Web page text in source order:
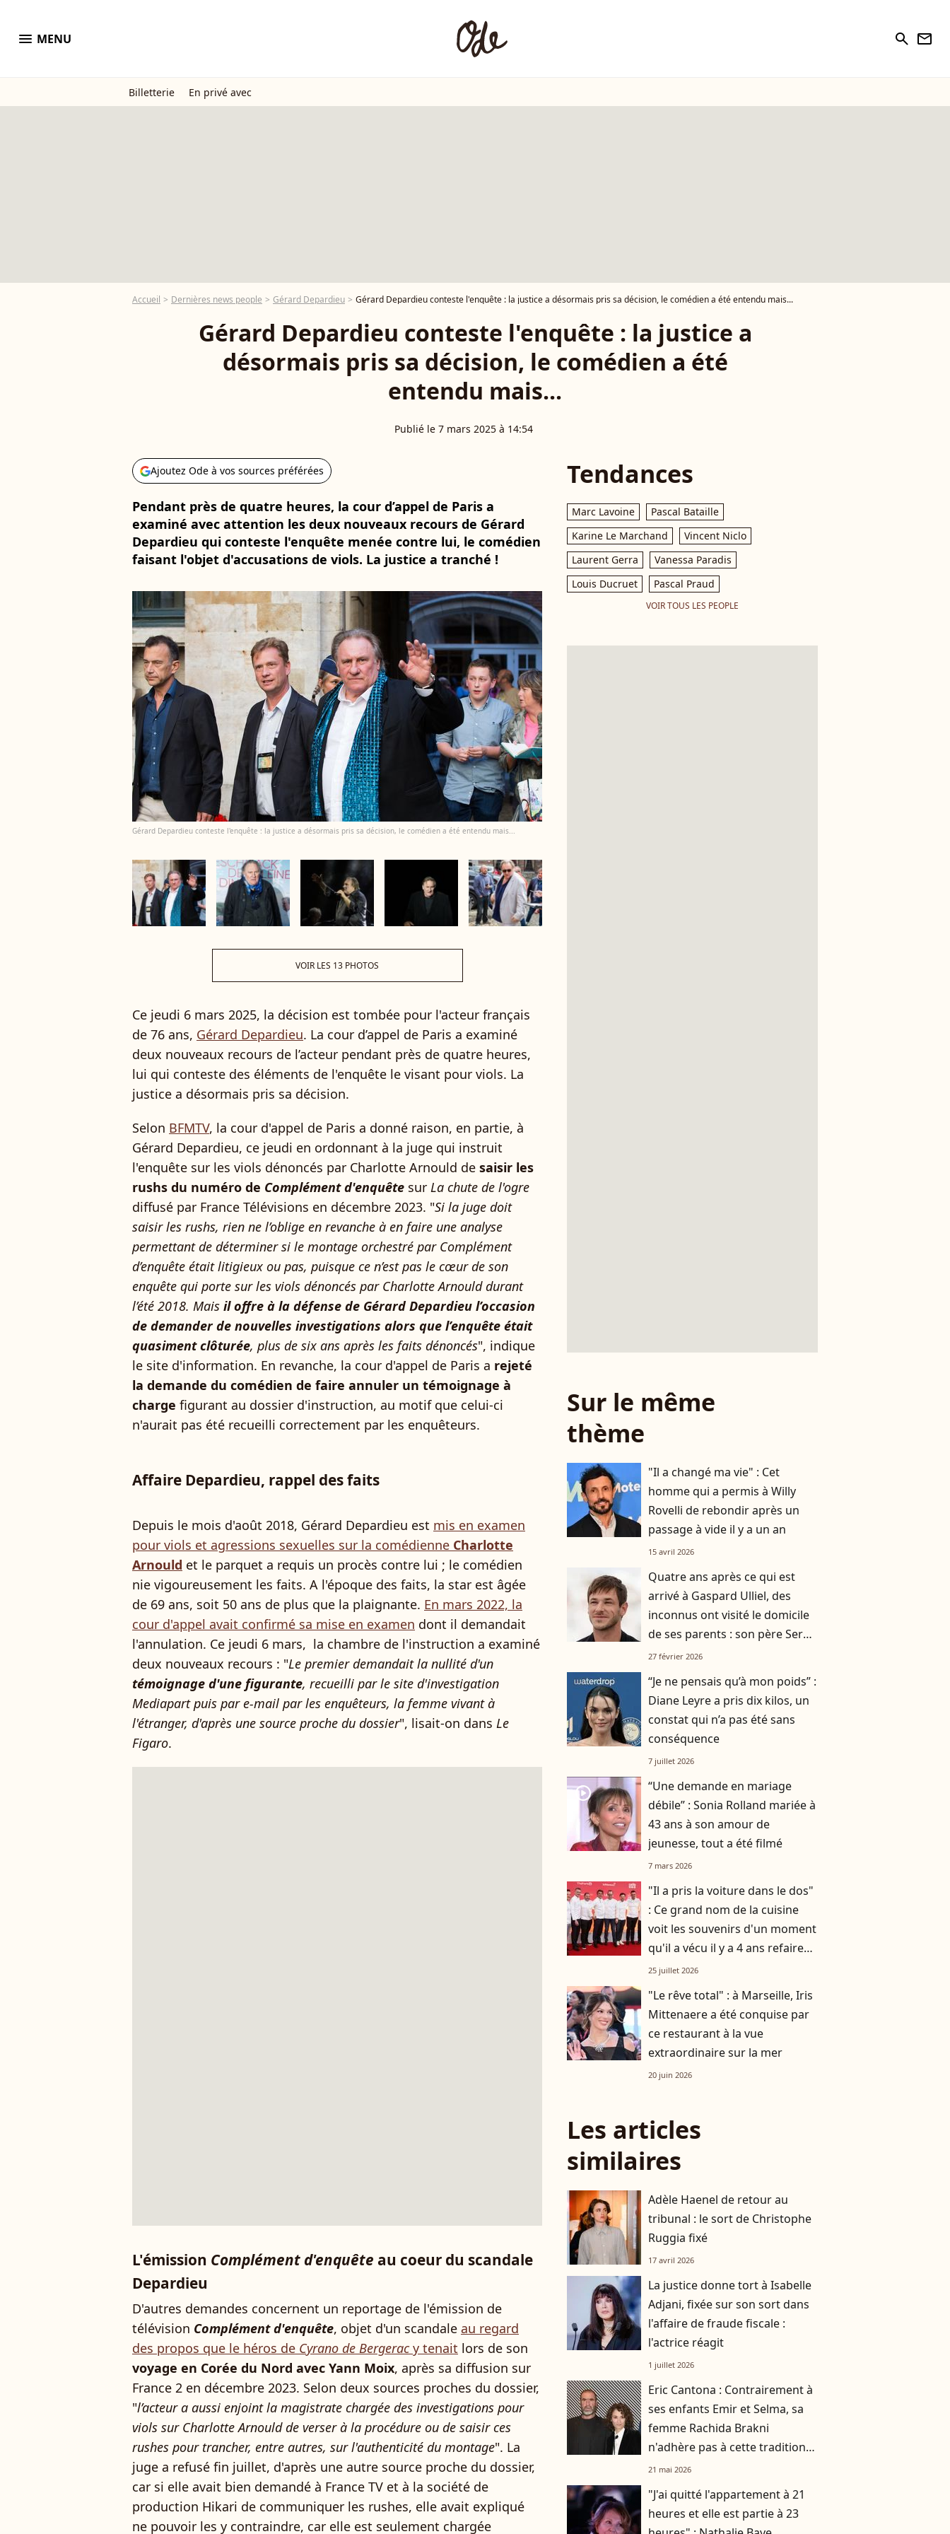
menu MENU search newsletter
Billetterie En privé avec
Accueil Dernières news people Gérard Depardieu Gérard Depardieu conteste l'enquête : la justice a désormais pris sa décision, le comédien a été entendu mais...
Gérard Depardieu conteste l'enquête : la justice a
désormais pris sa décision, le comédien a été
entendu mais...
Publié le 7 mars 2025 à 14:54
Ajoutez Ode à vos sources préférées
Pendant près de quatre heures, la cour d’appel de Paris a
examiné avec attention les deux nouveaux recours de Gérard
Depardieu qui conteste l'enquête menée contre lui, le comédien
faisant l'objet d'accusations de viols. La justice a tranché !
Gérard Depardieu conteste l'enquête : la justice a désormais pris sa décision, le comédien a été entendu mais...
VOIR LES 13 PHOTOS
Ce jeudi 6 mars 2025, la décision est tombée pour l'acteur français
de 76 ans, Gérard Depardieu. La cour d’appel de Paris a examiné
deux nouveaux recours de l’acteur pendant près de quatre heures,
lui qui conteste des éléments de l'enquête le visant pour viols. La
justice a désormais pris sa décision.
Selon BFMTV, la cour d'appel de Paris a donné raison, en partie, à
Gérard Depardieu, ce jeudi en ordonnant à la juge qui instruit
l'enquête sur les viols dénoncés par Charlotte Arnould de saisir les
rushs du numéro de Complément d'enquête sur La chute de l'ogre
diffusé par France Télévisions en décembre 2023. "Si la juge doit
saisir les rushs, rien ne l’oblige en revanche à en faire une analyse
permettant de déterminer si le montage orchestré par Complément
d’enquête était litigieux ou pas, puisque ce n’est pas le cœur de son
enquête qui porte sur les viols dénoncés par Charlotte Arnould durant
l’été 2018. Mais il offre à la défense de Gérard Depardieu l’occasion
de demander de nouvelles investigations alors que l’enquête était
quasiment clôturée, plus de six ans après les faits dénoncés", indique
le site d'information. En revanche, la cour d'appel de Paris a rejeté
la demande du comédien de faire annuler un témoignage à
charge figurant au dossier d'instruction, au motif que celui-ci
n'aurait pas été recueilli correctement par les enquêteurs.
Affaire Depardieu, rappel des faits
Depuis le mois d'août 2018, Gérard Depardieu est mis en examen
pour viols et agressions sexuelles sur la comédienne Charlotte
Arnould et le parquet a requis un procès contre lui ; le comédien
nie vigoureusement les faits. A l'époque des faits, la star est âgée
de 69 ans, soit 50 ans de plus que la plaignante. En mars 2022, la
cour d'appel avait confirmé sa mise en examen dont il demandait
l'annulation. Ce jeudi 6 mars, la chambre de l'instruction a examiné
deux nouveaux recours : "Le premier demandait la nullité d'un
témoignage d'une figurante, recueilli par le site d'investigation
Mediapart puis par e-mail par les enquêteurs, la femme vivant à
l'étranger, d'après une source proche du dossier", lisait-on dans Le
Figaro.
L'émission Complément d'enquête au coeur du scandale
Depardieu
D'autres demandes concernent un reportage de l'émission de
télévision Complément d'enquête, objet d'un scandale au regard
des propos que le héros de Cyrano de Bergeracy tenait lors de son
voyage en Corée du Nord avec Yann Moix, après sa diffusion sur
France 2 en décembre 2023. Selon deux sources proches du dossier,
"l’acteur a aussi enjoint la magistrate chargée des investigations pour
viols sur Charlotte Arnould de verser à la procédure ou de saisir ces
rushes pour trancher, entre autres, sur l'authenticité du montage". La
juge a refusé fin juillet, d'après une autre source proche du dossier,
car si elle avait bien demandé à France TV et à la société de
production Hikari de communiquer les rushes, elle avait expliqué
ne pouvoir les y contraindre, car elle est seulement chargée
Tendances
Marc Lavoine
Pascal Bataille
Karine Le Marchand
Vincent Niclo
Laurent Gerra
Vanessa Paradis
Louis Ducruet
Pascal Praud
VOIR TOUS LES PEOPLE
Sur le même
thème
"Il a changé ma vie" : Cet
homme qui a permis à Willy
Rovelli de rebondir après un
passage à vide il y a un an
15 avril 2026
Quatre ans après ce qui est
arrivé à Gaspard Ulliel, des
inconnus ont visité le domicile
de ses parents : son père Serge
a été pris à partie
27 février 2026
“Je ne pensais qu’à mon poids” :
Diane Leyre a pris dix kilos, un
constat qui n’a pas été sans
conséquence
7 juillet 2026
player2
“Une demande en mariage
débile” : Sonia Rolland mariée à
43 ans à son amour de
jeunesse, tout a été filmé
7 mars 2026
"Il a pris la voiture dans le dos"
: Ce grand nom de la cuisine
voit les souvenirs d'un moment
qu'il a vécu il y a 4 ans refaire
surface
25 juillet 2026
"Le rêve total" : à Marseille, Iris
Mittenaere a été conquise par
ce restaurant à la vue
extraordinaire sur la mer
20 juin 2026
Les articles
similaires
Adèle Haenel de retour au
tribunal : le sort de Christophe
Ruggia fixé
17 avril 2026
La justice donne tort à Isabelle
Adjani, fixée sur son sort dans
l'affaire de fraude fiscale :
l'actrice réagit
1 juillet 2026
Eric Cantona : Contrairement à
ses enfants Emir et Selma, sa
femme Rachida Brakni
n'adhère pas à cette tradition
familiale, "je tente de lui faire
21 mai 2026
"J'ai quitté l'appartement à 21
heures et elle est partie à 23